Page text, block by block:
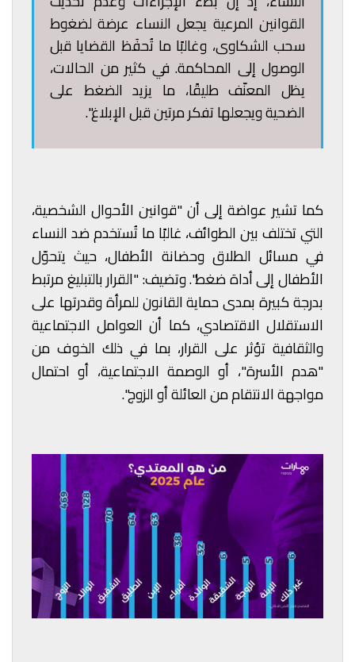
القوانين المرعية يجعل النساء عرضة لضغوط
سحب الشكاوى، وغالبًا ما تُحفَظ القضايا قبل
الوصول إلى المحاكمة. في كثير من الحالات،
يظل المعنّف طليقًا، ما يزيد الضغط على
الضحية ويجعلها تفكر مرتين قبل الإبلاغ".
كما تشير عواضة إلى أن "قوانين الأحوال الشخصية،
التي تختلف بين الطوائف، غالبًا ما تُستخدم ضد النساء
في مسائل الطلاق وحضانة الأطفال، حيث يتحوّل
الأطفال إلى أداة ضغط". وتضيف: "القرار بالتبليغ مرتبط
بدرجة كبيرة بمدى حماية القانون للمرأة وقدرتها على
الاستقلال الاقتصادي، كما أن العوامل الاجتماعية
والثقافية تؤثر على القرار، بما في ذلك الخوف من
"هدم الأسرة"، أو الوصمة الاجتماعية، أو احتمال
مواجهة الانتقام من العائلة أو الزوج".